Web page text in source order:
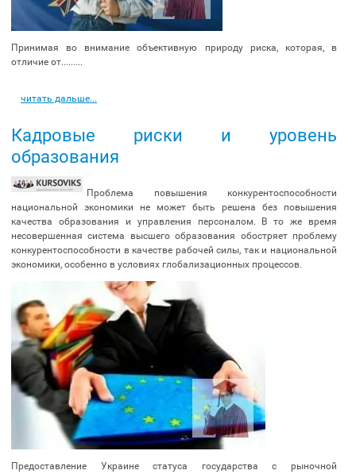
Принимая во внимание объективную природу риска, которая, в
отличие от.........
читать дальше...
Кадровые риски и уровень
образования
Проблема повышения конкурентоспособности
национальной экономики не может быть решена без повышения
качества образования и управления персоналом. В то же время
несовершенная система высшего образования обостряет проблему
конкурентоспособности в качестве рабочей силы, так и национальной
экономики, особенно в условиях глобализационных процессов.
Предоставление Украине статуса государства с рыночной